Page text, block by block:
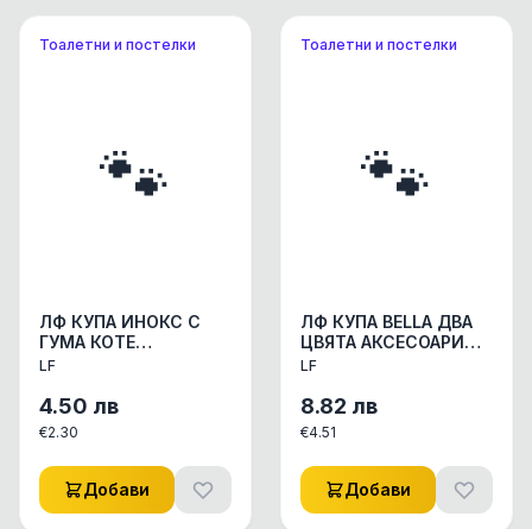
Тоалетни и постелки
🐾
ЛФ КУПА ИНОКС С
ГУМА КОТЕ
12см/180мл
КОТЕ КУПИЧКИ/WC
СЪДОВЕ 1БР
LF
4.50 лв
€2.30
Добави
Тоалетни и постелки
🐾
ЛФ КУПА BELLA ДВА
ЦВЯТА АКСЕСОАРИ
КУЧЕ/КОТЕ
СЪДОВЕ 1ПАК
LF
8.82 лв
€4.51
Добави